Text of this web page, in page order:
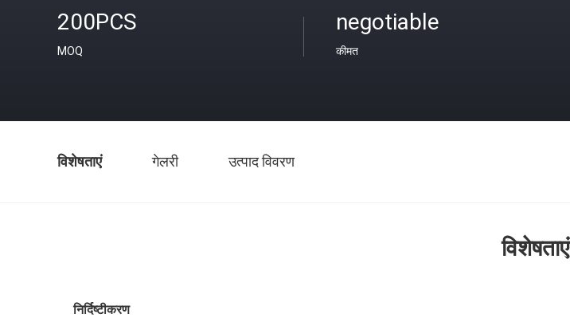
200PCS
MOQ
negotiable
कीमत
विशेषताएं गेलरी उत्पाद विवरण
विशेषताएं
निर्दिष्टीकरण